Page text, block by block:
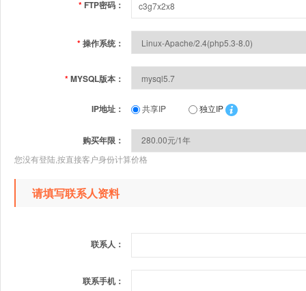
* FTP密码：
*操作系统：
*MYSQL版本：
IP地址： 共享IP 独立IP
购买年限：
您没有登陆,按直接客户身份计算价格
请填写联系人资料
联系人：
联系手机：